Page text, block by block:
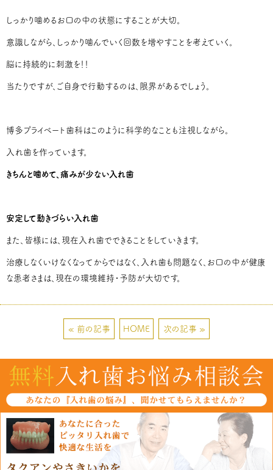
しっかり噛めるお口の中の状態にすることが大切。
意識しながら、しっかり噛んでいく回数を増やすことを考えていく。
脳に持続的に刺激を！！
当たりですが、ご自身で行動するのは、限界があるでしょう。
博多プライベート歯科はこのように科学的なことも注視しながら。
入れ歯を作っています。
きちんと噛めて、痛みが少ない入れ歯
安定して動きづらい入れ歯
また、皆様には、現在入れ歯でできることをしていきます。
治療しなくいけなくなってからではなく、入れ歯も問題なく、お口の中が健康
な患者さまは、現在の環境維持・予防が大切です。
« 前の記事 HOME 次の記事 »